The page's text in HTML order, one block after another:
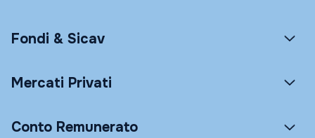
Fondi & Sicav
Mercati Privati
Conto Remunerato